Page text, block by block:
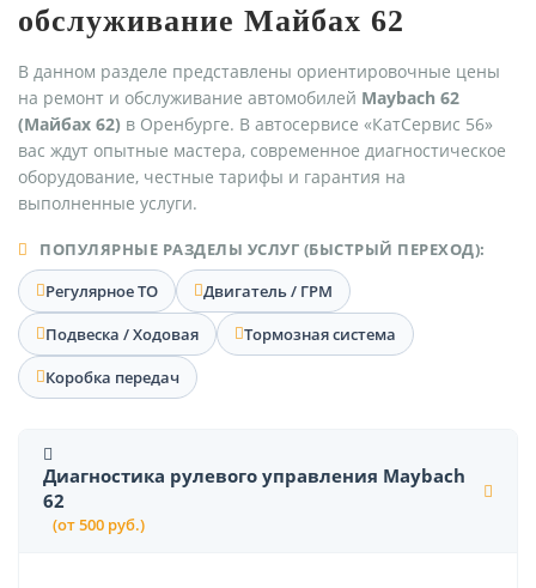
обслуживание Майбах 62
В данном разделе представлены ориентировочные цены
на ремонт и обслуживание автомобилей Maybach 62
(Майбах 62) в Оренбурге. В автосервисе «КатСервис 56»
вас ждут опытные мастера, современное диагностическое
оборудование, честные тарифы и гарантия на
выполненные услуги.
ПОПУЛЯРНЫЕ РАЗДЕЛЫ УСЛУГ (БЫСТРЫЙ ПЕРЕХОД):
Регулярное ТО
Двигатель / ГРМ
Подвеска / Ходовая
Тормозная система
Коробка передач
Диагностика рулевого управления Maybach
62
(от 500 руб.)